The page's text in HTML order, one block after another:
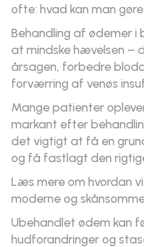
ofte: hvad kan man
Behandling af ødemer i
at mindske hævelsen –
årsagen, forbedre
forværring af venøs
Mange patienter
markant efter
det vigtigt at få en
og få fastlagt den
Læs mere om hvordan vi
moderne og
Ubehandlet ødem kan
hudforandringer og